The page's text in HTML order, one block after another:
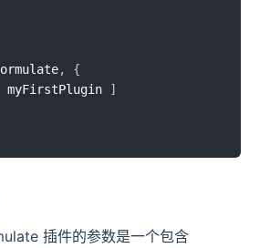
,
{
myFirstPlugin
]
插件的参数是一个包含